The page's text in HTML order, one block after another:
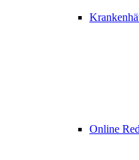
Online